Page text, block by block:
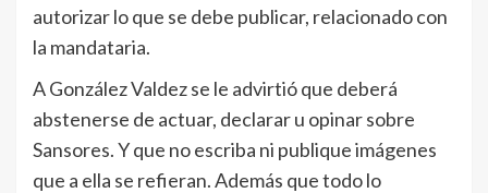
autorizar lo que se debe publicar, relacionado con
la mandataria.
A González Valdez se le advirtió que deberá
abstenerse de actuar, declarar u opinar sobre
Sansores. Y que no escriba ni publique imágenes
que a ella se refieran. Además que todo lo